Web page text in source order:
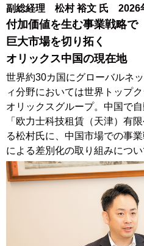
副総経理 松村 裕文 氏 2026
付加価値を生む事業戦略で
巨大市場を切り拓く
オリックス中国の現在地
世界約30カ国にグローバルネ
ィ分野においては世界トップ
オリックスグループ。中国で
「欧力士科技租賃（天津）有
る松村氏に、中国市場での事
による差別化の取り組みにつ